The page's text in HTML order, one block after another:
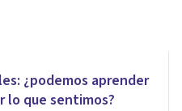
¿podemos aprender
lo que sentimos?